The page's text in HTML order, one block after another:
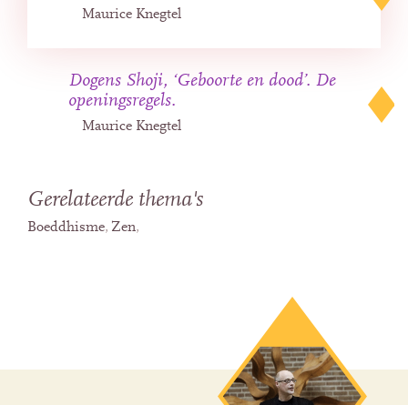
Maurice Knegtel
Dogens Shoji, ‘Geboorte en dood’. De
openingsregels.
Maurice Knegtel
Gerelateerde thema's
Boeddhisme Zen